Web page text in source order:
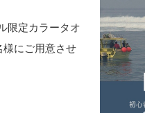
限定カラータオ
にご用意させ